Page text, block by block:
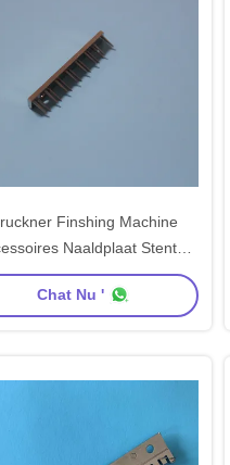
Finshing Machine
Naaldplaat Stenter
Bar 60mm Centrum Afstand
Carbon Steel Materiaal
Chat Nu '